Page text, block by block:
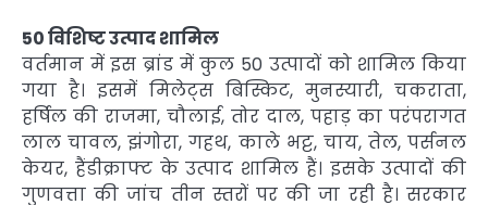
50 विशिष्ट उत्पाद शामिल
वर्तमान में इस ब्रांड में कुल 50 उत्पादों को शामिल किया
गया है। इसमें मिलेट्स बिस्किट, मुनस्यारी, चकराता,
हर्षिल की राजमा, चौलाई, तोर दाल, पहाड़ का परंपरागत
लाल चावल, झंगोरा, गहथ, काले भट्ट, चाय, तेल, पर्सनल
केयर, हैंडीक्राफ्ट के उत्पाद शामिल हैं। इसके उत्पादों की
गुणवत्ता की जांच तीन स्तरों पर की जा रही है। सरकार